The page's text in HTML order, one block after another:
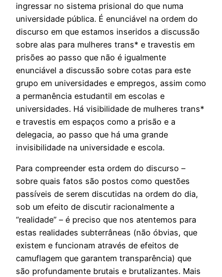
ingressar no sistema prisional do que numa
universidade pública. É enunciável na ordem do
discurso em que estamos inseridos a discussão
sobre alas para mulheres trans* e travestis em
prisões ao passo que não é igualmente
enunciável a discussão sobre cotas para este
grupo em universidades e empregos, assim como
a permanência estudantil em escolas e
universidades. Há visibilidade de mulheres trans*
e travestis em espaços como a prisão e a
delegacia, ao passo que há uma grande
invisibilidade na universidade e escola.
Para compreender esta ordem do discurso –
sobre quais fatos são postos como questões
passíveis de serem discutidas na ordem do dia,
sob um efeito de discutir racionalmente a
“realidade” – é preciso que nos atentemos para
estas realidades subterrâneas (não óbvias, que
existem e funcionam através de efeitos de
camuflagem que garantem transparência) que
são profundamente brutais e brutalizantes. Mais